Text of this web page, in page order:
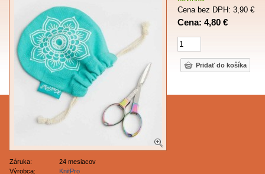
Cena bez DPH: 3,90 €
Cena: 4,80 €
Záruka:
24 mesiacov
Výrobca:
KnitPro